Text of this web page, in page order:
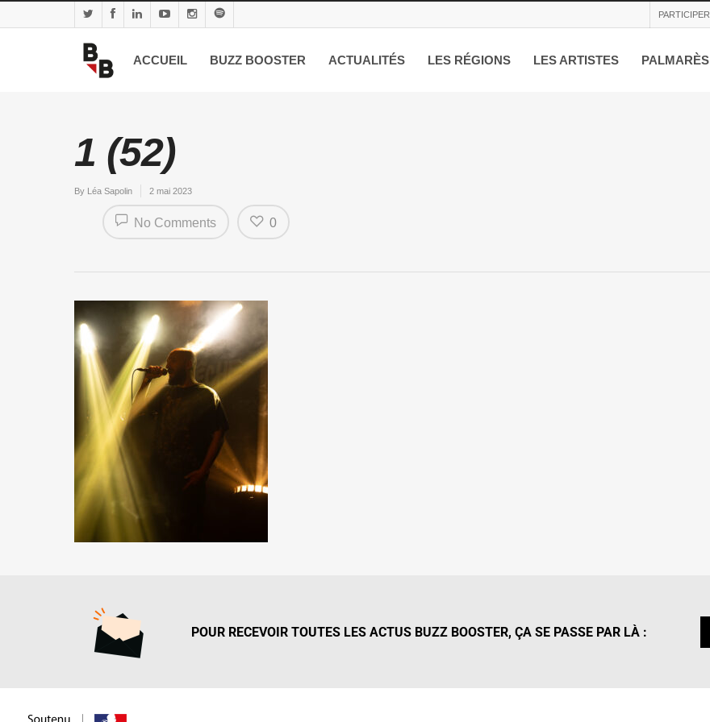
PARTICIPER
ACCUEIL BUZZ BOOSTER ACTUALITÉS LES RÉGIONS LES ARTISTES PALMARÈS
1 (52)
By Léa Sapolin 2 mai 2023
No Comments 0
POUR RECEVOIR TOUTES LES ACTUS BUZZ BOOSTER, ÇA SE PASSE PAR LÀ :